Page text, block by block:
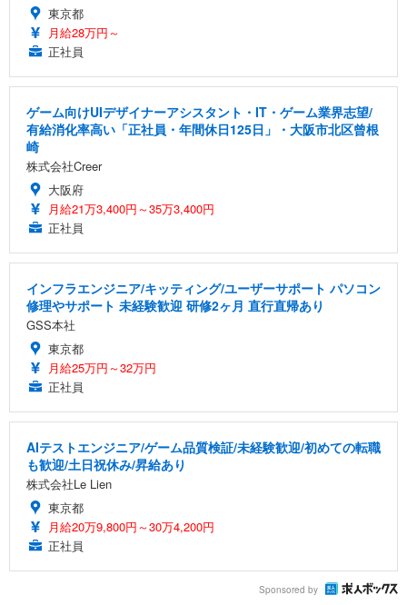
東京都
月給28万円～
正社員
ゲーム向けUIデザイナーアシスタント・IT・ゲーム業界志望/
有給消化率高い「正社員・年間休日125日」・大阪市北区曾根
崎
株式会社Creer
大阪府
月給21万3,400円～35万3,400円
正社員
インフラエンジニア/キッティング/ユーザーサポート パソコン
修理やサポート 未経験歓迎 研修2ヶ月 直行直帰あり
GSS本社
東京都
月給25万円～32万円
正社員
AIテストエンジニア/ゲーム品質検証/未経験歓迎/初めての転職
も歓迎/土日祝休み/昇給あり
株式会社Le Lien
東京都
月給20万9,800円～30万4,200円
正社員
Sponsored by